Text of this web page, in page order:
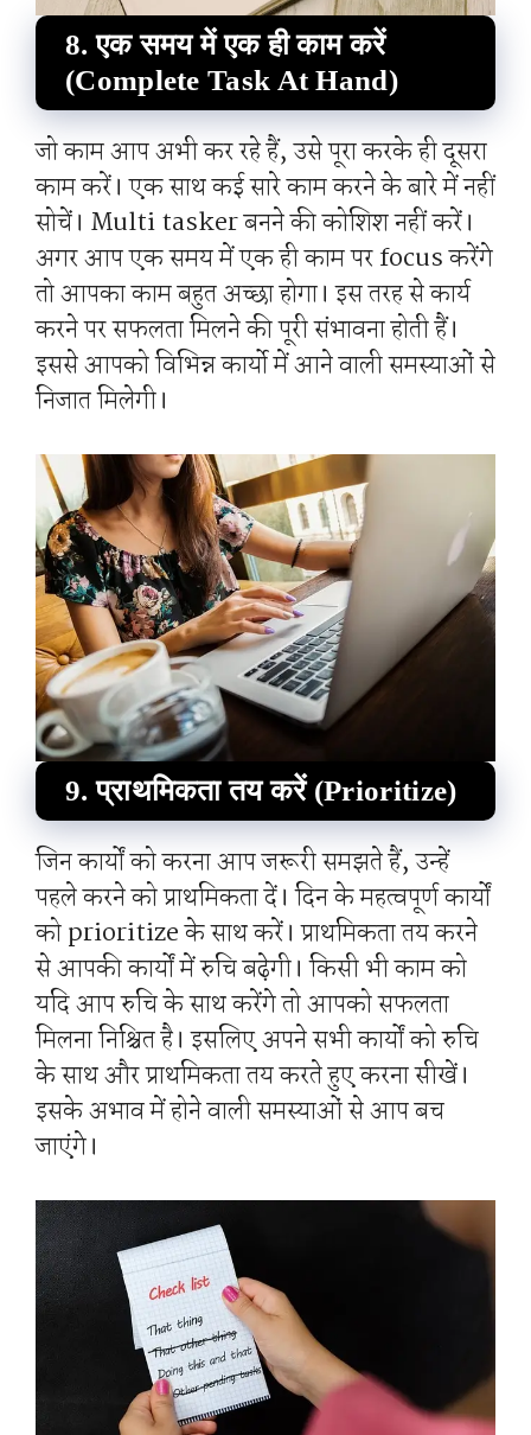
8. एक समय में एक ही काम करें
(Complete Task At Hand)
जो काम आप अभी कर रहे हैं, उसे पूरा करके ही दूसरा
काम करें। एक साथ कई सारे काम करने के बारे में नहीं
सोचें। Multi tasker बनने की कोशिश नहीं करें।
अगर आप एक समय में एक ही काम पर focus करेंगे
तो आपका काम बहुत अच्छा होगा। इस तरह से कार्य
करने पर सफलता मिलने की पूरी संभावना होती हैं।
इससे आपको विभिन्न कार्यो में आने वाली समस्याओं से
निजात मिलेगी।
9. प्राथमिकता तय करें (Prioritize)
जिन कार्यों को करना आप जरूरी समझते हैं, उन्हें
पहले करने को प्राथमिकता दें। दिन के महत्वपूर्ण कार्यों
को prioritize के साथ करें। प्राथमिकता तय करने
से आपकी कार्यों में रुचि बढ़ेगी। किसी भी काम को
यदि आप रुचि के साथ करेंगे तो आपको सफलता
मिलना निश्चित है। इसलिए अपने सभी कार्यों को रुचि
के साथ और प्राथमिकता तय करते हुए करना सीखें।
इसके अभाव में होने वाली समस्याओं से आप बच
जाएंगे।